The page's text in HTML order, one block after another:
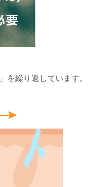
繰り返しています。